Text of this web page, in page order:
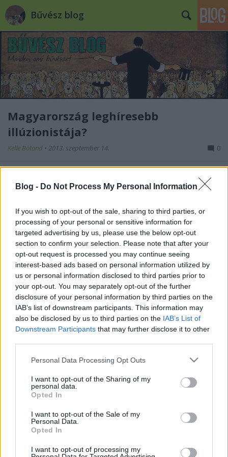
Blog - Do Not Process My Personal Information
If you wish to opt-out of the sale, sharing to third parties, or
processing of your personal or sensitive information for
targeted advertising by us, please use the below opt-out
section to confirm your selection. Please note that after your
opt-out request is processed you may continue seeing
interest-based ads based on personal information utilized by
us or personal information disclosed to third parties prior to
your opt-out. You may separately opt-out of the further
disclosure of your personal information by third parties on the
IAB’s list of downstream participants. This information may
also be disclosed by us to third parties on the IAB’s List of
Downstream Participants that may further disclose it to other
Please note that this website/app uses one or more Google
not limited to your visit or usage behaviour. You may click to
grant or deny consent to Google and its third-party tags to
use your data for below specified purposes in below Google
consent section.
Personal Data Processing Opt Outs
I want to opt-out of the Sharing of my
personal data.
Opted In
I want to opt-out of the Sale of my
Personal Data.
Opted In
I want to opt-out of processing my
Bűvész blog
Magyarország leghíresebb
illúzionistája?
Kelle Botond • 2013. szeptember 14. 0
hirdette magát: "Magyarország leghíresebb
alapján mondhatja ezt el magáról valaki? És vajon
melyik kollégáról van szó? A tovább után megtudod.
A kolléga neve: Carmellini.…